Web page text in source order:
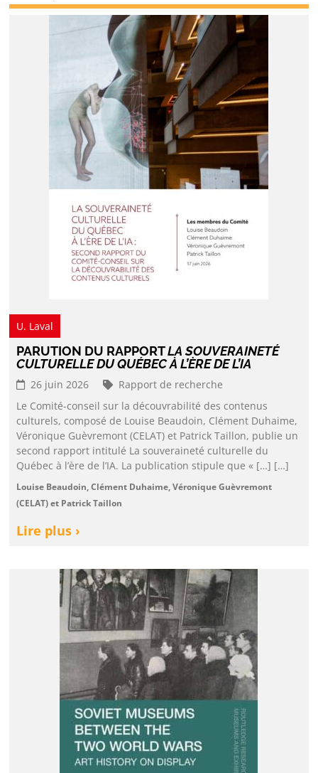
U. Laval
PARUTION DU RAPPORTLA SOUVERAINETÉ
CULTURELLE DU QUÉBEC À L’ÈRE DE L’IA
26 juin 2026
Rapport de recherche
Le Comité-conseil sur la découvrabilité des contenus
culturels, composé de Louise Beaudoin, Clément Duhaime,
Véronique Guèvremont (CELAT) et Patrick Taillon, publie un
second rapport intitulé La souveraineté culturelle du
Québec à l’ère de l’IA. La publication stipule que « […] […]
Louise Beaudoin, Clément Duhaime, Véronique Guèvremont
(CELAT) et Patrick Taillon
Lire plus ›